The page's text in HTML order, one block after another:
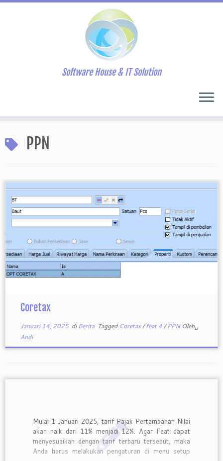
to
content
Software House & IT Solution
PPN
Coretax
Januari 14, 2025di Berita Tagged Coretax/feat 4/PPN Oleh␣
Andi
Mulai 1 Januari 2025, tarif Pajak Pertambahan Nilai
akan naik dari 11% menjadi 12%. Agar Feat dapat
menyesuaikan dengan tarif terbaru tersebut, maka
Anda harus melakukan pengaturan di menu setup